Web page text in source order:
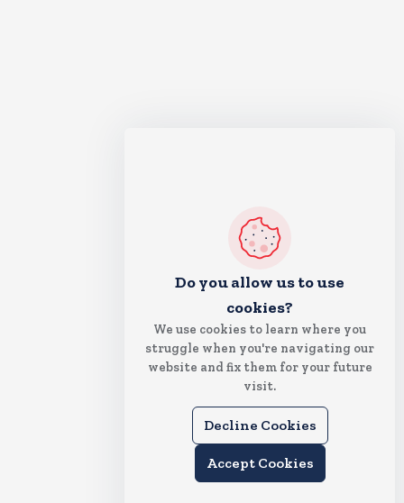
Do you allow us to use
cookies?
We use cookies to learn where you
struggle when you're navigating our
website and fix them for your future
visit.
Decline Cookies
Accept Cookies